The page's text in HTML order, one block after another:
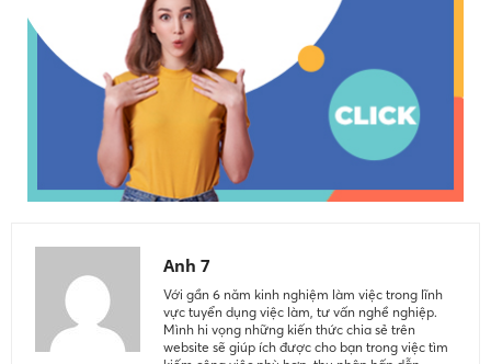
Anh 7
Với gần 6 năm kinh nghiệm làm việc trong lĩnh
vực tuyển dụng việc làm, tư vấn nghề nghiệp.
Mình hi vọng những kiến thức chia sẻ trên
website sẽ giúp ích được cho bạn trong việc tìm